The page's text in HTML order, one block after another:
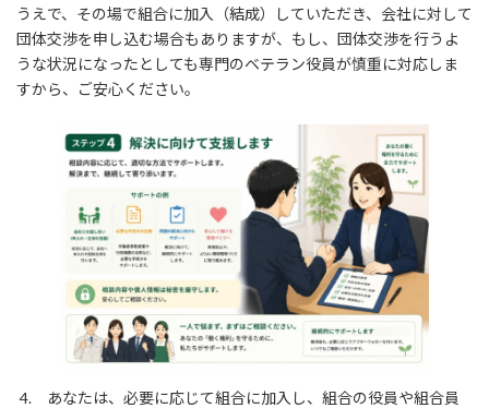
うえで、その場で組合に加入（結成）していただき、会社に対して
団体交渉を申し込む場合もありますが、もし、団体交渉を行うよ
うな状況になったとしても専門のベテラン役員が慎重に対応しま
すから、ご安心ください。
4. あなたは、必要に応じて組合に加入し、組合の役員や組合員